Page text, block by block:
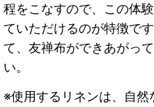
程をこなすので、この体
ていただけるのが特徴で
て、友禅布ができあがっ
い。
※使用するリネンは、自